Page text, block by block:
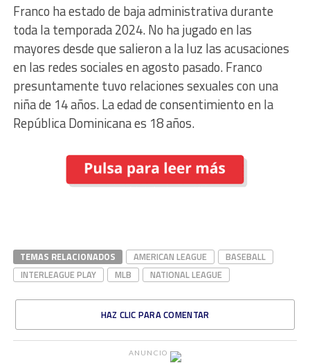
Franco ha estado de baja administrativa durante
toda la temporada 2024. No ha jugado en las
mayores desde que salieron a la luz las acusaciones
en las redes sociales en agosto pasado. Franco
presuntamente tuvo relaciones sexuales con una
niña de 14 años. La edad de consentimiento en la
República Dominicana es 18 años.
TEMAS RELACIONADOS AMERICAN LEAGUE
BASEBALL
INTERLEAGUE PLAY
MLB NATIONAL LEAGUE
HAZ CLIC PARA COMENTAR
ANUNCIO